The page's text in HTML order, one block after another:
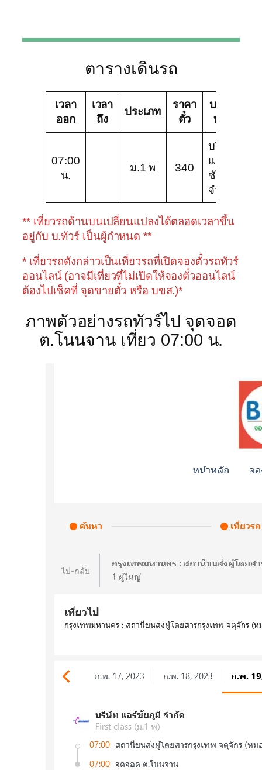
ตารางเดินรถ
เวลา
ออก
เวลา
ถึง
ประเภท
ราคา
ตั๋ว
บริษัท
ทัวร์
07:00
น.
ม.1 พ 340
บริษัท
แอร์
ชัยภูมิ
จำกัด
** เที่ยวรถด้านบนเปลี่ยนแปลงได้ตลอดเวลาขึ้น
อยู่กับ บ.ทัวร์ เป็นผู้กำหนด **
* เที่ยวรถดังกล่าวเป็นเที่ยวรถที่เปิดจองตั๋วรถทัวร์
ออนไลน์ (อาจมีเที่ยวที่ไม่เปิดให้จองตั๋วออนไลน์
ต้องไปเช็คที่ จุดขายตั๋ว หรือ บขส.)*
ภาพตัวอย่างรถทัวร์ไป จุดจอด
ต.โนนจาน เที่ยว 07:00 น.